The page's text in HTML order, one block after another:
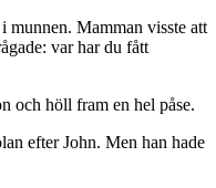
Mamman visste att
var har du fått
och höll fram en hel påse.
efter John. Men han hade